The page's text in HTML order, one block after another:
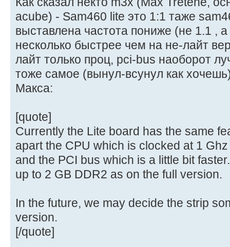
acube) - Sam460 lite это 1:1 таже
выставлена частота пониже (не 1.1 , а
несколько быстрее чем на не-лайт
лайт только проц, pci-bus наоборот
тоже самое (вынул-всунул как
Макса:
[quote]
Currently the Lite board has the same
apart the CPU which is clocked at 1
and the PCI bus which is a little bit
up to 2 GB DDR2 as on the full version.
In the future, we may decide the strip
version.
[/quote]